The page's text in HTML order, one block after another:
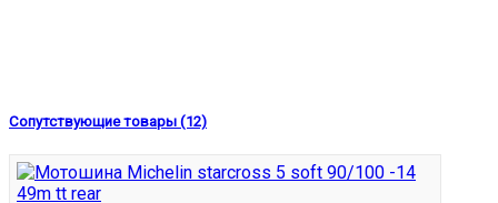
Сопутствующие товары (12)